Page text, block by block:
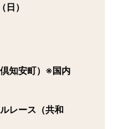
）
知安町）※国内
レース（共和